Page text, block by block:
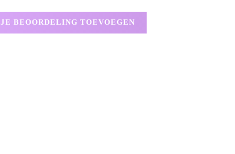
JE BEOORDELING TOEVOEGEN